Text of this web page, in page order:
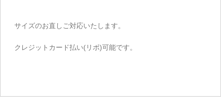
サイズのお直しご対応いたします。
クレジットカード払い(リボ)可能です。